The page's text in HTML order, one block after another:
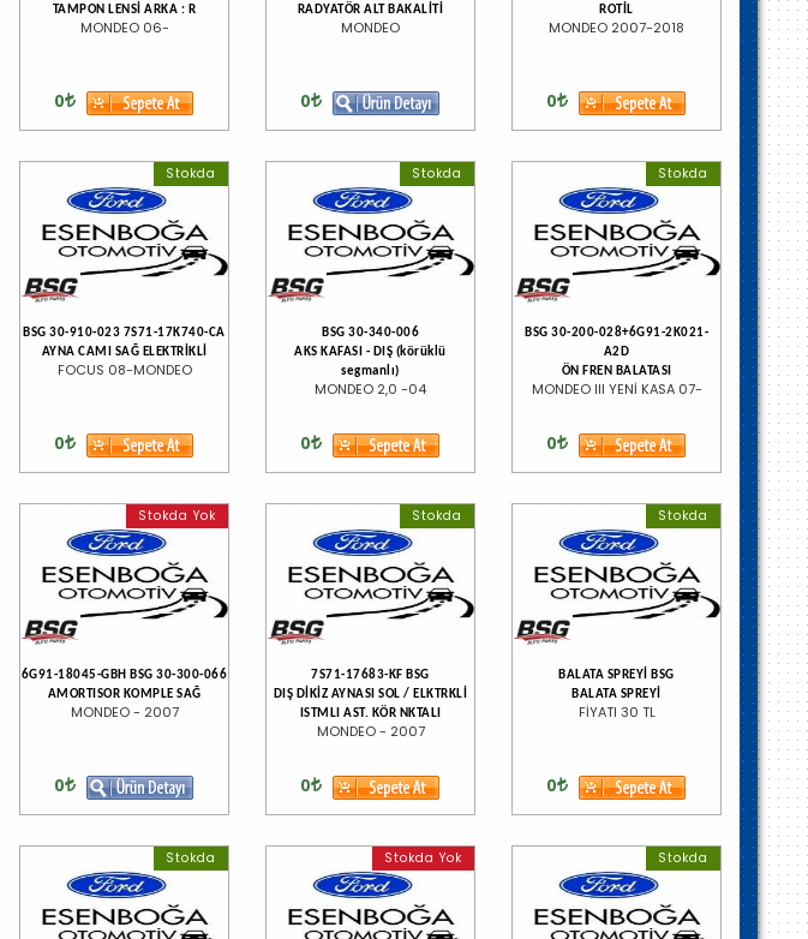
TAMPON LENSİ ARKA : R
MONDEO 06-
0
RADYATÖR ALT BAKALİTİ
MONDEO
0
ROTİL
MONDEO 2007-2018
0
Stokda
BSG 30-910-023 7S71-17K740-CA
AYNA CAMI SAĞ ELEKTRİKLİ
FOCUS 08-MONDEO
0
Stokda
BSG 30-340-006
AKS KAFASI - DIŞ (körüklü
segmanlı)
MONDEO 2,0 -04
0
Stokda
BSG 30-200-028+6G91-2K021-
A2D
ÖN FREN BALATASI
MONDEO III YENİ KASA 07-
0
Stokda Yok
6G91-18045-GBH BSG 30-300-066
AMORTISOR KOMPLE SAĞ
MONDEO - 2007
0
Stokda
7S71-17683-KF BSG
DIŞ DİKİZ AYNASI SOL / ELKTRKLİ
ISTMLI AST. KÖR NKTALI
MONDEO - 2007
0
Stokda
BALATA SPREYİ BSG
BALATA SPREYİ
FİYATI 30 TL
0
Stokda Stokda Yok Stokda